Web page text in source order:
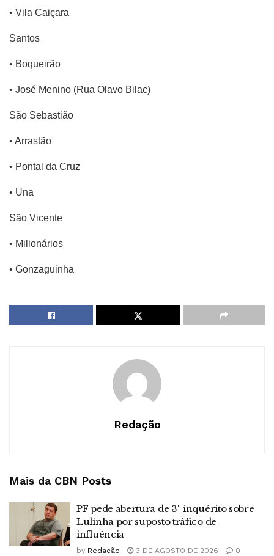
• Vila Caiçara
Santos
• Boqueirão
• José Menino (Rua Olavo Bilac)
São Sebastião
• Arrastão
• Pontal da Cruz
• Una
São Vicente
• Milionários
• Gonzaguinha
Redação
Mais da CBN Posts
PF pede abertura de 3º inquérito sobre
Lulinha por suposto tráfico de
influência
by Redação 3 DE AGOSTO DE 2026 0